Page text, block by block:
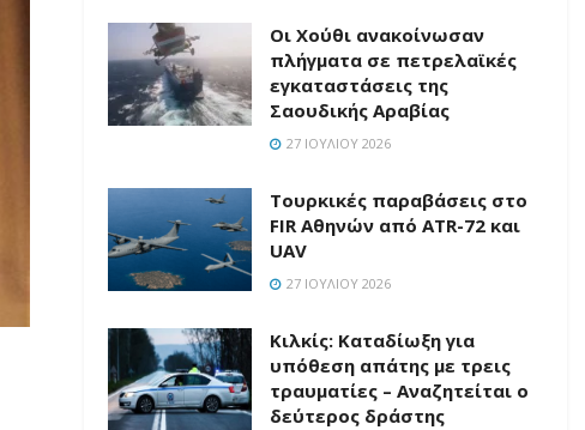
Οι Χούθι ανακοίνωσαν
πλήγματα σε πετρελαϊκές
εγκαταστάσεις της
Σαουδικής Αραβίας
27 ΙΟΥΛΊΟΥ 2026
Τουρκικές παραβάσεις στο
FIR Αθηνών από ATR-72 και
UAV
27 ΙΟΥΛΊΟΥ 2026
Κιλκίς: Καταδίωξη για
υπόθεση απάτης με τρεις
τραυματίες – Αναζητείται ο
δεύτερος δράστης